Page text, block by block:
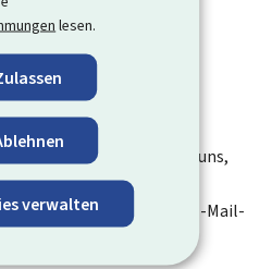
lesen.
verwalten
und helfen Sie uns,
geben Sie keine
wie zum Beispiel Ihre E-Mail-
Telefonnummer.